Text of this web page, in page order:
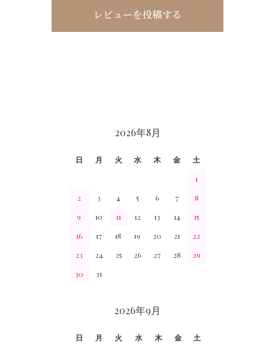
レビューを投稿する
2026年8月
日 月 火 水 木 金
土
1
2
3 4 5 6 7
8
9
10 11 12 13 14
15
16
17 18 19 20 21
22
23
24 25 26 27 28
29
30
31
2026年9月
日 月 火 水 木 金
土